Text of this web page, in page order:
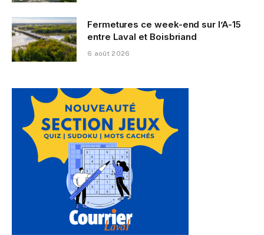
Fermetures ce week-end sur l’A-15
entre Laval et Boisbriand
6 août 2026